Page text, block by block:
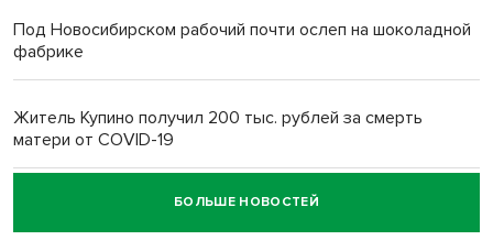
Под Новосибирском рабочий почти ослеп на шоколадной
фабрике
Житель Купино получил 200 тыс. рублей за смерть
матери от COVID-19
Новосибирский суд наказал водителя за смерть
пенсионерки на вокзале
БОЛЬШЕ НОВОСТЕЙ